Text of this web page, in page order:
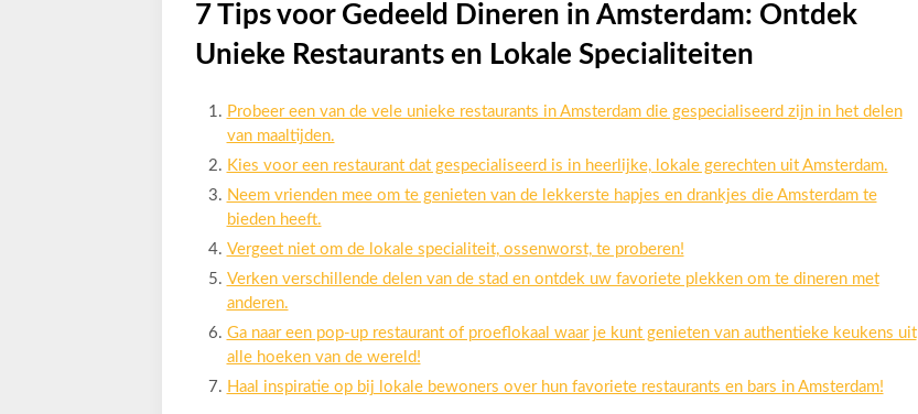
7 Tips voor Gedeeld Dineren in Amsterdam: Ontdek
Unieke Restaurants en Lokale Specialiteiten
Probeer een van de vele unieke restaurants in Amsterdam die gespecialiseerd zijn in het delen
van maaltijden.
Kies voor een restaurant dat gespecialiseerd is in heerlijke, lokale gerechten uit Amsterdam.
Neem vrienden mee om te genieten van de lekkerste hapjes en drankjes die Amsterdam te
bieden heeft.
Vergeet niet om de lokale specialiteit, ossenworst, te proberen!
Verken verschillende delen van de stad en ontdek uw favoriete plekken om te dineren met
anderen.
Ga naar een pop-up restaurant of proeflokaal waar je kunt genieten van authentieke keukens uit
alle hoeken van de wereld!
Haal inspiratie op bij lokale bewoners over hun favoriete restaurants en bars in Amsterdam!